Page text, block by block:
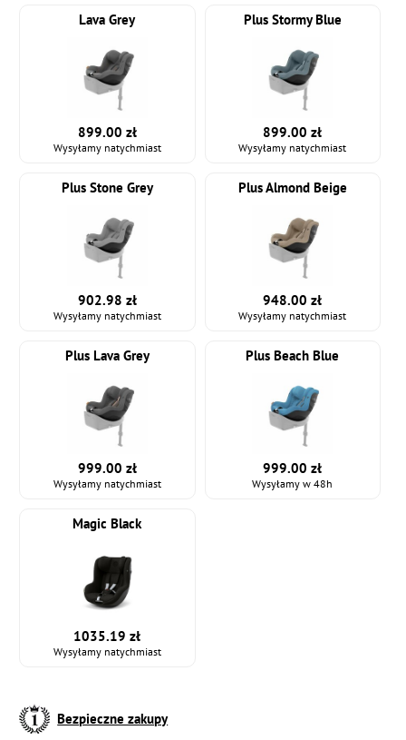
Lava Grey
899.00 zł
Wysyłamy natychmiast
Plus Stormy Blue
899.00 zł
Wysyłamy natychmiast
Plus Stone Grey
902.98 zł
Wysyłamy natychmiast
Plus Almond Beige
948.00 zł
Wysyłamy natychmiast
Plus Lava Grey
999.00 zł
Wysyłamy natychmiast
Plus Beach Blue
999.00 zł
Wysyłamy w 48h
Magic Black
1035.19 zł
Wysyłamy natychmiast
Bezpieczne zakupy